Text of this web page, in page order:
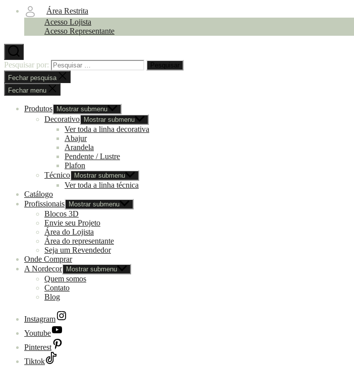
Área Restrita
Acesso Lojista
Acesso Representante
Pesquisar por:
Fechar pesquisa
Fechar menu
Produtos Mostrar submenu
Decorativo Mostrar submenu
Ver toda a linha decorativa
Abajur
Arandela
Pendente / Lustre
Plafon
Técnico
Mostrar submenu
Ver toda a linha técnica
Catálogo
Profissionais
Mostrar submenu
Blocos 3D
Envie seu Projeto
Área do Lojista
Área do representante
Seja um Revendedor
Onde Comprar
A Nordecor
Mostrar submenu
Quem somos
Contato
Blog
Instagram
Youtube
Pinterest
Tiktok